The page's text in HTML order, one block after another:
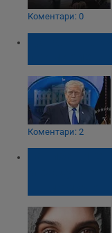
Коментари: 0
Коментари: 2